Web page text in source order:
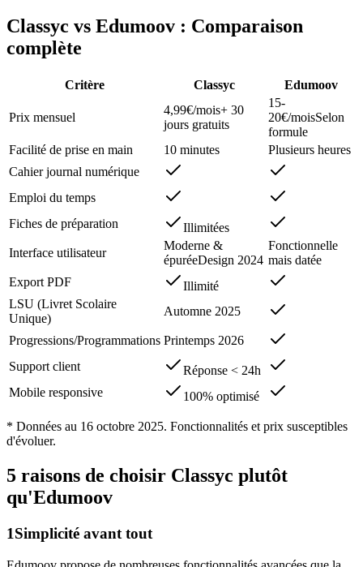
Classyc vs Edumoov : Comparaison
complète
Critère Classyc Edumoov
Prix mensuel
4,99€/mois+ 30
jours gratuits
15-
20€/moisSelon
formule
Facilité de prise en main
10 minutes
Plusieurs heures
Cahier journal numérique
Emploi du temps
Fiches de préparation
Illimitées
Interface utilisateur
Moderne &
épuréeDesign 2024
Fonctionnelle
mais datée
Export PDF
Illimité
LSU (Livret Scolaire
Unique)
Automne 2025
Progressions/Programmations Printemps 2026
Support client
Réponse < 24h
Mobile responsive
100% optimisé
* Données au 16 octobre 2025. Fonctionnalités et prix susceptibles
d'évoluer.
5 raisons de choisir Classyc plutôt
qu'Edumoov
1Simplicité avant tout